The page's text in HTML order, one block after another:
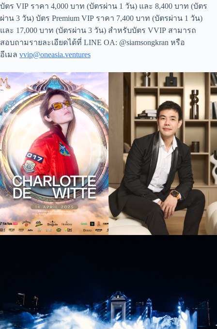
บัตร VIP ราคา 4,000 บาท (บัตรผ่าน 1 วัน) และ 8,400 บาท (บัตร
ผ่าน 3 วัน) บัตร Premium VIP ราคา 7,400 บาท (บัตรผ่าน 1 วัน)
และ 17,000 บาท (บัตรผ่าน 3 วัน) สำหรับบัตร VVIP สามารถ
สอบถามรายละเอียดได้ที่ LINE OA: @siamsongkran หรือ
อีเมล vvip@oneasia.ventures